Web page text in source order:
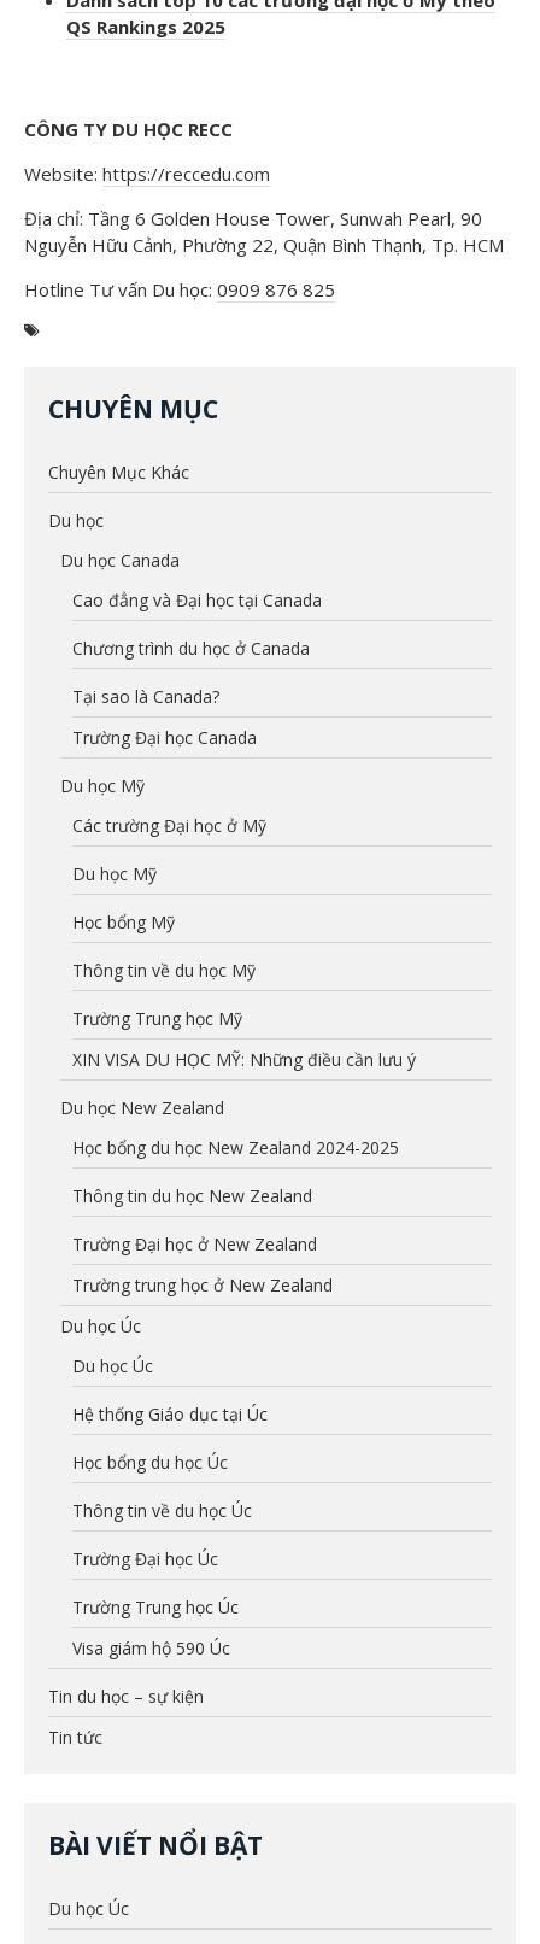
QS Rankings 2025
CÔNG TY DU HỌC RECC
Website: https://reccedu.com
Địa chỉ: Tầng 6 Golden House Tower, Sunwah Pearl, 90
Nguyễn Hữu Cảnh, Phường 22, Quận Bình Thạnh, Tp. HCM
Hotline Tư vấn Du học: 0909 876 825
CHUYÊN MỤC
Chuyên Mục Khác
Du học
Du học Canada
Cao đẳng và Đại học tại Canada
Chương trình du học ở Canada
Tại sao là Canada?
Trường Đại học Canada
Du học Mỹ
Các trường Đại học ở Mỹ
Du học Mỹ
Học bổng Mỹ
Thông tin về du học Mỹ
Trường Trung học Mỹ
XIN VISA DU HỌC MỸ: Những điều cần lưu ý
Du học New Zealand
Học bổng du học New Zealand 2024-2025
Thông tin du học New Zealand
Trường Đại học ở New Zealand
Trường trung học ở New Zealand
Du học Úc
Du học Úc
Hệ thống Giáo dục tại Úc
Học bổng du học Úc
Thông tin về du học Úc
Trường Đại học Úc
Trường Trung học Úc
Visa giám hộ 590 Úc
Tin du học – sự kiện
Tin tức
BÀI VIẾT NỔI BẬT
Du học Úc